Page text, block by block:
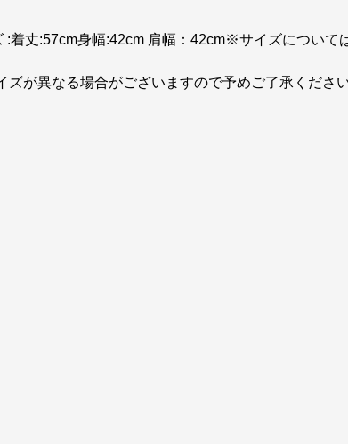
:着丈:57cm身幅:42cm 肩幅：42cm※サイズについて
ズが異なる場合がございますので予めご了承ください